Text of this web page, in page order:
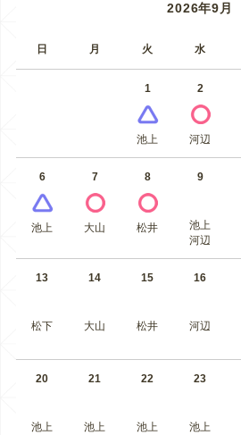
2026年9月
日 月 火 水
1
池上
2
河辺
6
池上
7
大山
8
松井
9
池上
河辺
13
松下
14
大山
15
松井
16
河辺
20
池上
21
池上
22
池上
23
池上